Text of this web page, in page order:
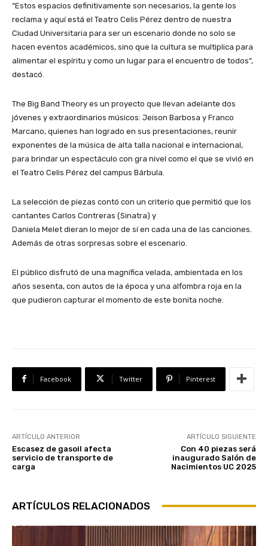
“Estos espacios definitivamente son necesarios, la gente los
reclama y aquí está el Teatro Celis Pérez dentro de nuestra
Ciudad Universitaria para ser un escenario donde no solo se
hacen eventos académicos, sino que la cultura se multiplica para
alimentar el espíritu y como un lugar para el encuentro de todos“,
destacó.
The Big Band Theory es un proyecto que llevan adelante dos
jóvenes y extraordinarios músicos: Jeison Barbosa y Franco
Marcano, quienes han logrado en sus presentaciones, reunir
exponentes de la música de alta talla nacional e internacional,
para brindar un espectáculo con gra nivel como el que se vivió en
el Teatro Celis Pérez del campus Bárbula.
La selección de piezas contó con un criterio que permitió que los
cantantes Carlos Contreras (Sinatra) y
Daniela Melet dieran lo mejor de sí en cada una de las canciones.
Además de otras sorpresas sobre el escenario.
El público disfrutó de una magnífica velada, ambientada en los
años sesenta, con autos de la época y una alfombra roja en la
que pudieron capturar el momento de este bonita noche.
Facebook Twitter Pinterest
ARTÍCULO ANTERIOR
Escasez de gasoil afecta
servicio de transporte de
carga
ARTÍCULO SIGUIENTE
Con 40 piezas será
inaugurado Salón de
Nacimientos UC 2025
ARTÍCULOS RELACIONADOS